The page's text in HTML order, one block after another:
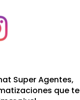
Super Agentes,
que te